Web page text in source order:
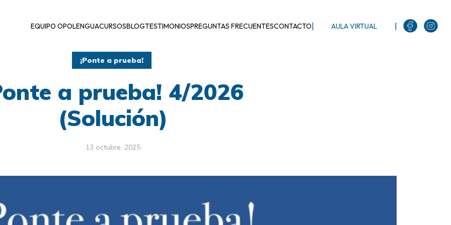
EQUIPO OPOLENGUACURSOSBLOGTESTIMONIOSPREGUNTAS FRECUENTESCONTACTO| AULA VIRTUAL |
¡Ponte a prueba!
a prueba! 4/2026
(Solución)
13 octubre, 2025